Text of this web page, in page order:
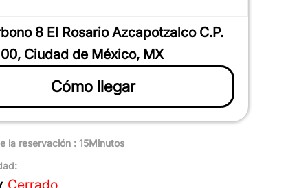
8 El Rosario Azcapotzalco C.P.
Ciudad de México, MX
Cómo llegar
la reservación : 15Minutos
Cerrado